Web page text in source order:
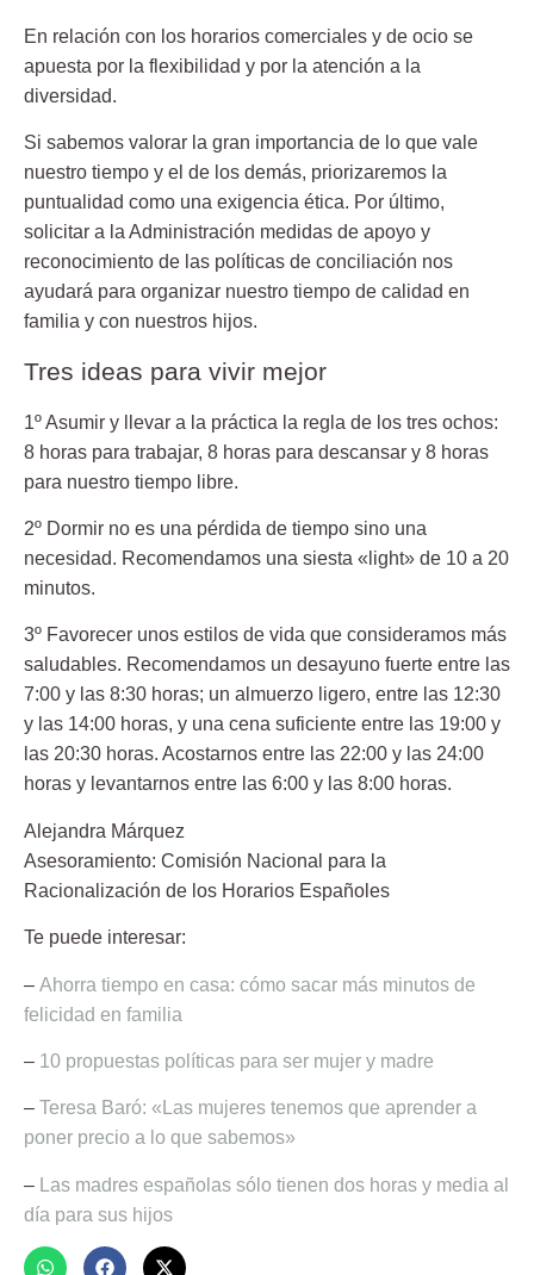
En relación con los horarios comerciales y de ocio se
apuesta por la flexibilidad y por la atención a la
diversidad.
Si sabemos valorar la gran importancia de lo que vale
nuestro tiempo y el de los demás, priorizaremos la
puntualidad como una exigencia ética. Por último,
solicitar a la Administración medidas de apoyo y
reconocimiento de las políticas de conciliación nos
ayudará para organizar nuestro tiempo de calidad en
familia y con nuestros hijos.
Tres ideas para vivir mejor
1º Asumir y llevar a la práctica la regla de los tres ochos:
8 horas para trabajar, 8 horas para descansar y 8 horas
para nuestro tiempo libre.
2º Dormir no es una pérdida de tiempo sino una
necesidad. Recomendamos una siesta «light» de 10 a 20
minutos.
3º Favorecer unos estilos de vida que consideramos más
saludables. Recomendamos un desayuno fuerte entre las
7:00 y las 8:30 horas; un almuerzo ligero, entre las 12:30
y las 14:00 horas, y una cena suficiente entre las 19:00 y
las 20:30 horas. Acostarnos entre las 22:00 y las 24:00
horas y levantarnos entre las 6:00 y las 8:00 horas.
Alejandra Márquez
Asesoramiento: Comisión Nacional para la
Racionalización de los Horarios Españoles
Te puede interesar:
– Ahorra tiempo en casa: cómo sacar más minutos de
felicidad en familia
– 10 propuestas políticas para ser mujer y madre
– Teresa Baró: «Las mujeres tenemos que aprender a
poner precio a lo que sabemos»
–
Las madres españolas sólo tienen dos horas y media al
día para sus hijos